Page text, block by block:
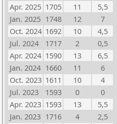
Apr. 2025 1705 11
5,5
Jan. 2025 1748 12
7
Oct. 2024 1692 10
4,5
Jul. 2024
1717 2
0,5
Apr. 2024 1590 13
6,5
Jan. 2024 1660 11
6
Oct. 2023 1611 10
4
Jul. 2023
1593 0
0
Apr. 2023 1593 13
5,5
Jan. 2023 1716 4
2,5